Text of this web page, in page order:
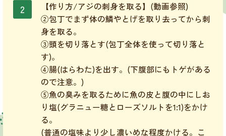
【作り方/アジの刺身を取る】(動画参照)
②包丁でまず体の鱗やとげを取り去ってから刺
身を取る。
③頭を切り落とす(包丁全体を使って切り落と
す)。
④腸(はらわた)を出す。(下腹部にもトゲがある
ので注意。)
⑤魚の臭みを取るために魚の皮と腹の中にしお
り塩(グラニュー糖とローズソルトを1:1)をかけ
る。
(普通の塩味より少し濃いめな程度かける。こ